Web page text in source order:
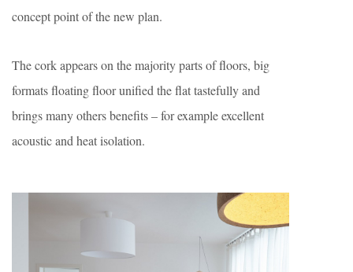
concept point of the new plan.
The cork appears on the majority parts of floors, big
formats floating floor unified the flat tastefully and
brings many others benefits – for example excellent
acoustic and heat isolation.